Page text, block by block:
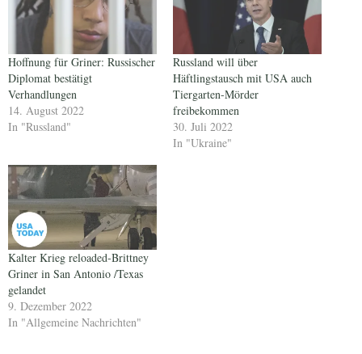
Hoffnung für Griner: Russischer
Diplomat bestätigt
Verhandlungen
14. August 2022
In "Russland"
Russland will über
Häftlingstausch mit USA auch
Tiergarten-Mörder
freibekommen
30. Juli 2022
In "Ukraine"
Kalter Krieg reloaded-Brittney
Griner in San Antonio /Texas
gelandet
9. Dezember 2022
In "Allgemeine Nachrichten"